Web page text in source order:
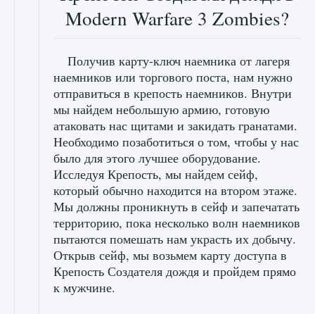
Modern Warfare 3 Zombies?
Получив карту-ключ наемника от лагеря
наемников или торгового поста, нам нужно
отправиться в крепость наемников. Внутри
мы найдем небольшую армию, готовую
атаковать нас щитами и закидать гранатами.
Необходимо позаботиться о том, чтобы у нас
было для этого лучшее оборудование.
Исследуя Крепость, мы найдем сейф,
который обычно находится на втором этаже.
Мы должны проникнуть в сейф и запечатать
территорию, пока несколько волн наемников
пытаются помешать нам украсть их добычу.
Открыв сейф, мы возьмем карту доступа в
Крепость Создателя дождя и пройдем прямо
к мужчине.